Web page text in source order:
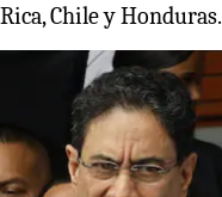
Rica, Chile y Honduras.